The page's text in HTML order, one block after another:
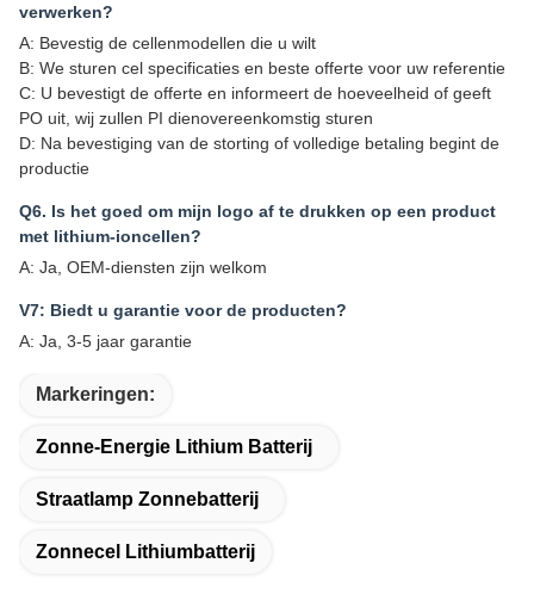
verwerken?
A: Bevestig de cellenmodellen die u wilt
B: We sturen cel specificaties en beste offerte voor uw referentie
C: U bevestigt de offerte en informeert de hoeveelheid of geeft
PO uit, wij zullen PI dienovereenkomstig sturen
D: Na bevestiging van de storting of volledige betaling begint de
productie
Q6. Is het goed om mijn logo af te drukken op een product
met lithium-ioncellen?
A: Ja, OEM-diensten zijn welkom
V7: Biedt u garantie voor de producten?
A: Ja, 3-5 jaar garantie
Markeringen:
Zonne-Energie Lithium Batterij
Straatlamp Zonnebatterij
Zonnecel Lithiumbatterij